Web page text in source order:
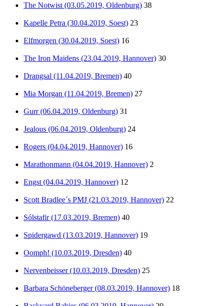
The Notwist (03.05.2019, Oldenburg) 38
Kapelle Petra (30.04.2019, Soest) 23
Elfmorgen (30.04.2019, Soest) 16
The Iron Maidens (23.04.2019, Hannover) 30
Drangsal (11.04.2019, Bremen) 40
Mia Morgan (11.04.2019, Bremen) 27
Gurr (06.04.2019, Oldenburg) 31
Jealous (06.04.2019, Oldenburg) 24
Rogers (04.04.2019, Hannover) 16
Marathonmann (04.04.2019, Hannover) 2
Engst (04.04.2019, Hannover) 12
Scott Bradlee´s PMJ (21.03.2019, Hannover) 22
Sólstafir (17.03.2019, Bremen) 40
Spidergawd (13.03.2019, Hannover) 19
Oomph! (10.03.2019, Dresden) 40
Nervenbeisser (10.03.2019, Dresden) 25
Barbara Schöneberger (08.03.2019, Hannover) 18